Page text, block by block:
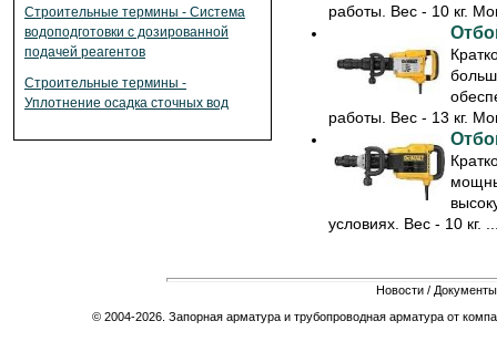
Строительные термины - Система
водоподготовки с дозированной
подачей реагентов
Строительные термины -
Уплотнение осадка сточных вод
работы. Вес - 10 кг.
работы. Вес - 13 кг.
условиях. Вес - 10 кг.
Новости / Документы
© 2004-2026. Запорная арматура и трубопроводная арматура от